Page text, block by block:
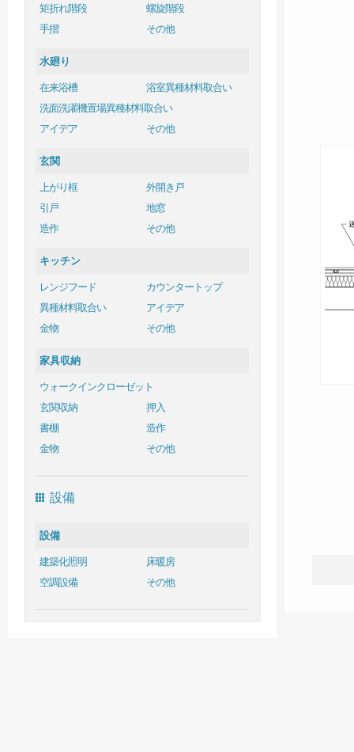
矩折れ階段
螺旋階段
手摺
その他
水廻り
在来浴槽
浴室異種材料取合い
洗面洗濯機置場異種材料取合い
アイデア
その他
玄関
上がり框
外開き戸
引戸
地窓
造作
その他
キッチン
レンジフード
カウンタートップ
異種材料取合い
アイデア
金物
その他
家具収納
ウォークインクローゼット
玄関収納
押入
書棚
造作
金物
その他
設備
設備
建築化照明
床暖房
空調設備
その他